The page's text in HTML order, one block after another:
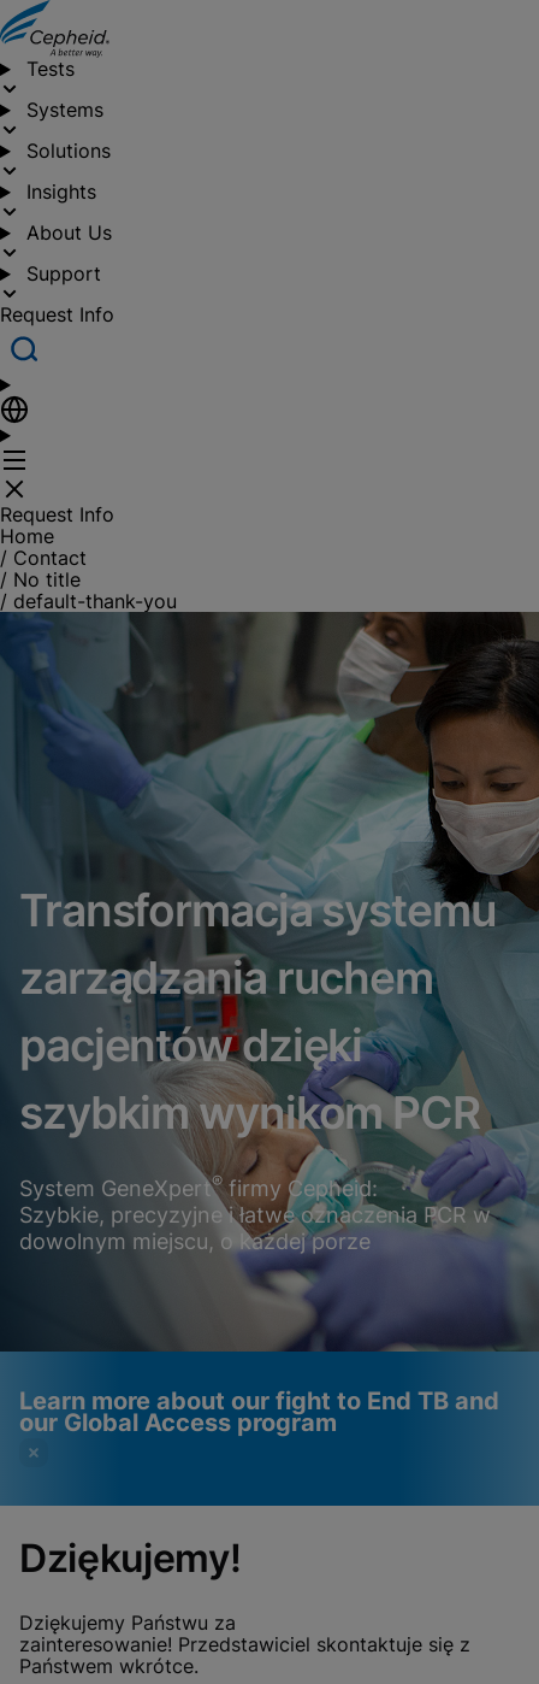
Tests
Systems
Solutions
Insights
About Us
Support
Request Info
Request Info
Home
/ Contact
/ No title
/ default-thank-you
Transformacja systemu
zarządzania ruchem
pacjentów dzięki
szybkim wynikom PCR
System GeneXpert®firmy Cepheid:
Szybkie, precyzyjne i łatwe oznaczenia PCR w
dowolnym miejscu, o każdej porze
Learn more about our fight to End TB and
our Global Access program
Videot edellyttävät
toiminnallisten evästeiden
käyttöönottoa
Huomio:Toiminnallisten evästeiden
Toiminnalliset evästeet
käytössä
Näytä & päivitä evästeasetukset
Näytä tietosuojakäytäntö
Dziękujemy!
Dziękujemy Państwu za
zainteresowanie! Przedstawiciel skontaktuje się z
Państwem wkrótce.